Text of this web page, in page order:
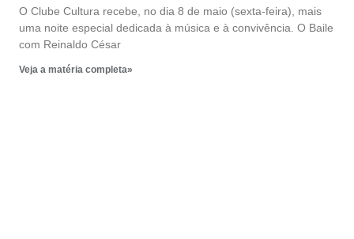
O Clube Cultura recebe, no dia 8 de maio (sexta-feira), mais
uma noite especial dedicada à música e à convivência. O Baile
com Reinaldo César
Veja a matéria completa»